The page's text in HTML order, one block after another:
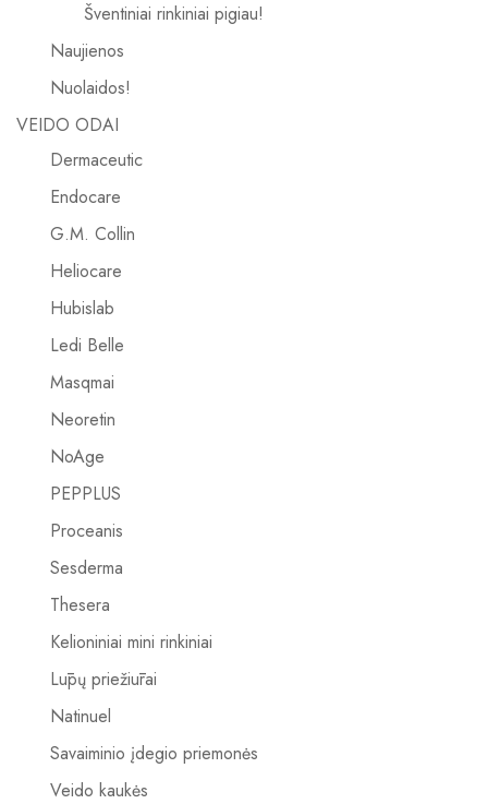
Šventiniai rinkiniai pigiau!
Naujienos
Nuolaidos!
VEIDO ODAI
Dermaceutic
Endocare
G.M. Collin
Heliocare
Hubislab
Ledi Belle
Masqmai
Neoretin
NoAge
PEPPLUS
Proceanis
Sesderma
Thesera
Kelioniniai mini rinkiniai
Lūpų priežiūrai
Natinuel
Savaiminio įdegio priemonės
Veido kaukės